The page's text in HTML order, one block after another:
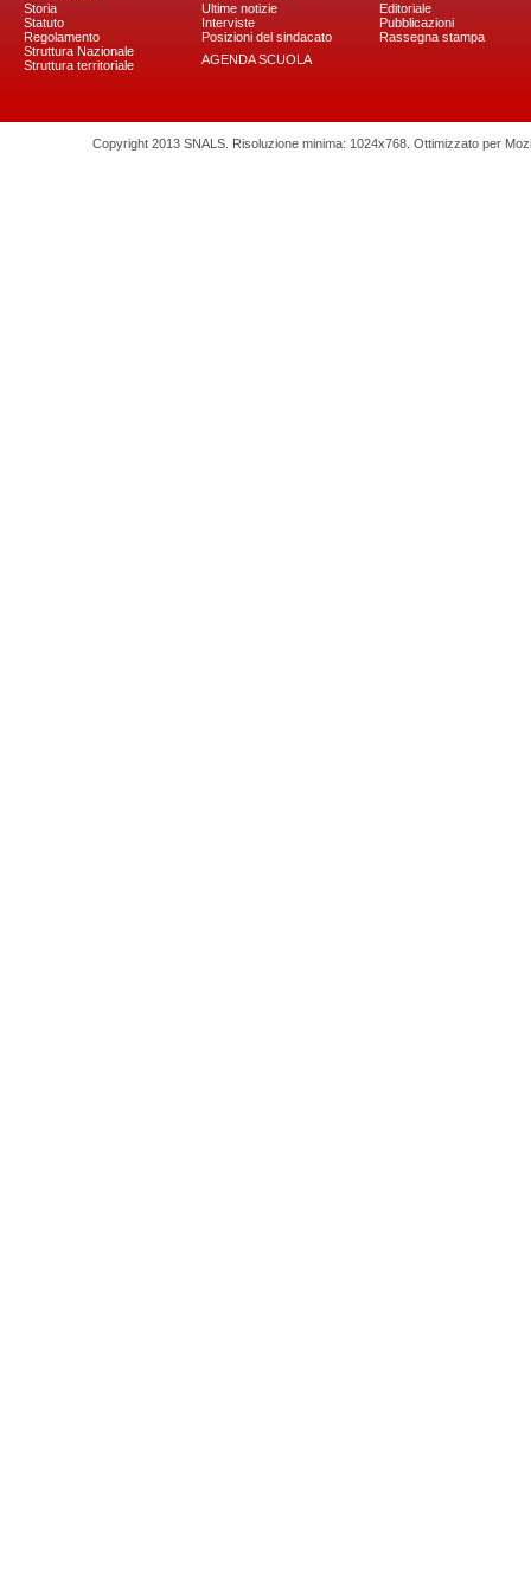
Storia
Statuto
Regolamento
Struttura Nazionale
Struttura territoriale
Ultime notizie
Interviste
Posizioni del sindacato
AGENDA SCUOLA
Editoriale
Pubblicazioni
Rassegna stampa
Copyright 2013 SNALS. Risoluzione minima: 1024x768. Ottimizzato per